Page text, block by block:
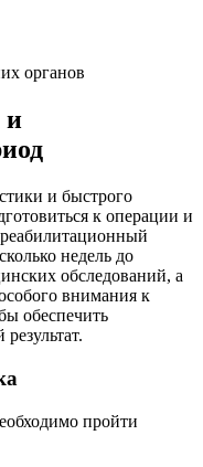
органов
и
и быстрого
к операции и
недель до
обследований, а
внимания к
обеспечить
пройти